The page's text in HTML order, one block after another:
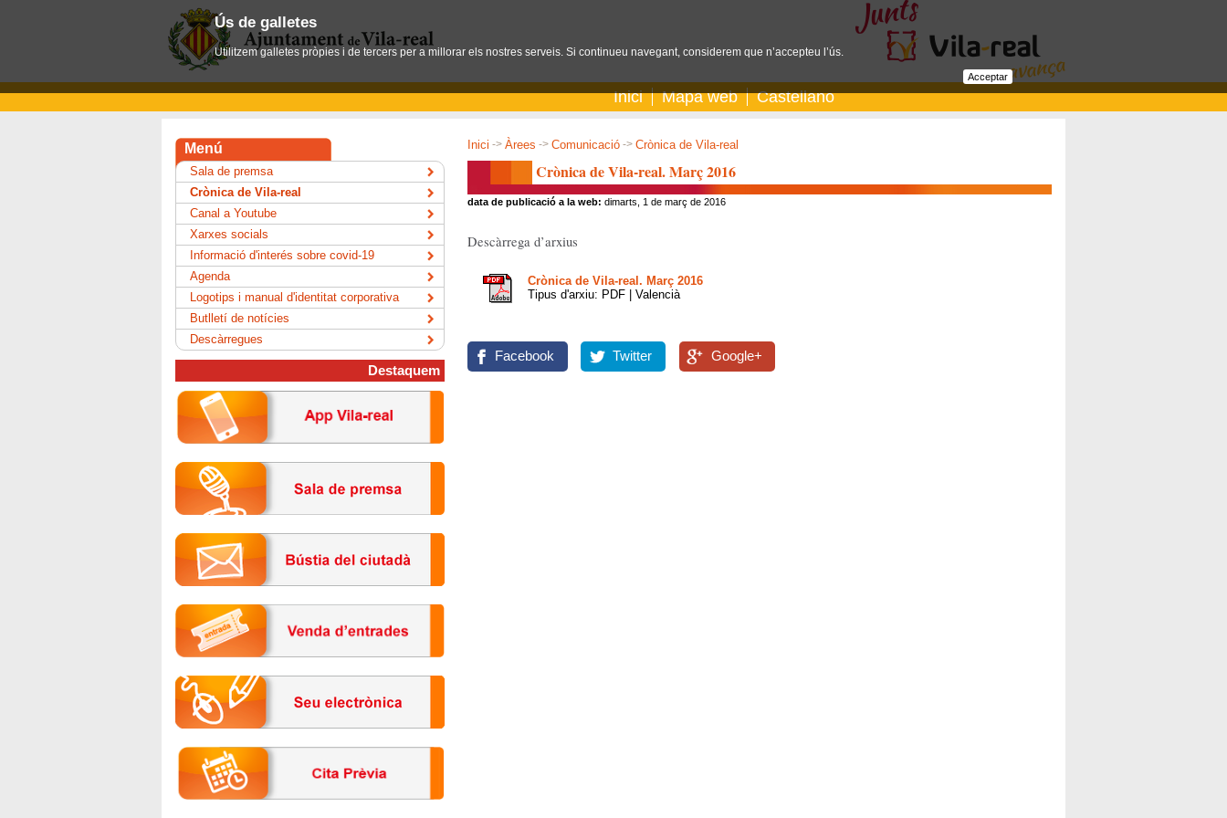
Inici Mapa web Castellano
Inici -> Àrees -> Comunicació -> Crònica de Vila-real
Crònica de Vila-real. Març 2016
data de publicació a la web: dimarts, 1 de març de 2016
Descàrrega d’arxius
Crònica de Vila-real. Març 2016
Tipus d'arxiu: PDF | Valencià
Facebook Twitter Google+
Menú
Sala de premsa
Crònica de Vila-real
Canal a Youtube
Xarxes socials
Informació d'interés sobre covid-19
Agenda
Logotips i manual d'identitat corporativa
Butlletí de notícies
Descàrregues
Destaquem
Ús de galletes
Utilitzem galletes pròpies i de tercers per a millorar els nostres serveis. Si continueu navegant, considerem que n’accepteu l’ús.
Acceptar